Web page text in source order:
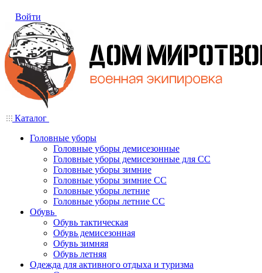
Войти
Каталог
Головные уборы
Головные уборы демисезонные
Головные уборы демисезонные для СС
Головные уборы зимние
Головные уборы зимние СС
Головные уборы летние
Головные уборы летние СС
Обувь
Обувь тактическая
Обувь демисезонная
Обувь зимняя
Обувь летняя
Одежда для активного отдыха и туризма